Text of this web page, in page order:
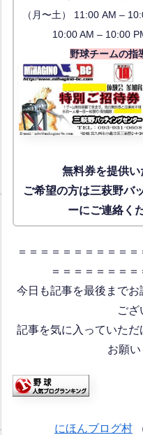
（月〜土） 11:00 AM –
10:00 AM – 10:00
野球チームの指
無料券を提供
ご希望の方は三萩野バ
ーにご連絡く
＝＝＝＝＝＝＝＝＝＝
＝＝＝＝＝＝＝
今日も記事を最後までお
ござ
記事を気に入っていた
お願い
にほんブログ村